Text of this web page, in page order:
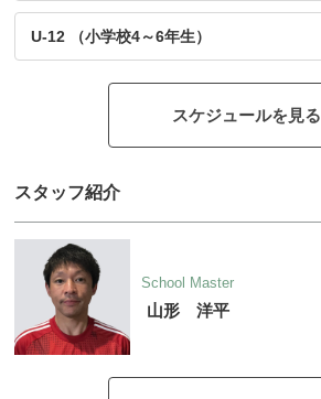
U-12 （小学校4～6年生）
スケジュールを見る
スタッフ紹介
School Master
山形 洋平